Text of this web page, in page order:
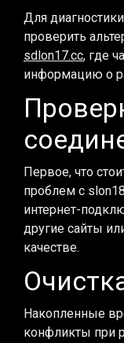
Для
проверить
sdlon17.cc, где
информацию о
Первое, что
проблем с
интернет-
другие сайты
качестве.
Накопленные
конфликты при